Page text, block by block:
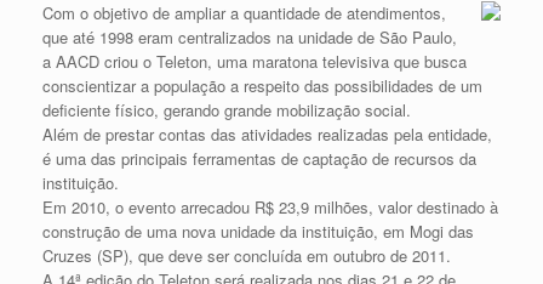
Com o objetivo de ampliar a quantidade de atendimentos,
que até 1998 eram centralizados na unidade de São Paulo,
a AACD criou o Teleton, uma maratona televisiva que busca
conscientizar a população a respeito das possibilidades de um
deficiente físico, gerando grande mobilização social.
Além de prestar contas das atividades realizadas pela entidade,
é uma das principais ferramentas de captação de recursos da
instituição.
Em 2010, o evento arrecadou R$ 23,9 milhões, valor destinado à
construção de uma nova unidade da instituição, em Mogi das
Cruzes (SP), que deve ser concluída em outubro de 2011.